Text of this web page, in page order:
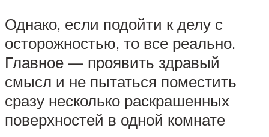
Однако, если подойти к делу с
осторожностью, то все реально.
Главное — проявить здравый
смысл и не пытаться поместить
сразу несколько раскрашенных
поверхностей в одной комнате